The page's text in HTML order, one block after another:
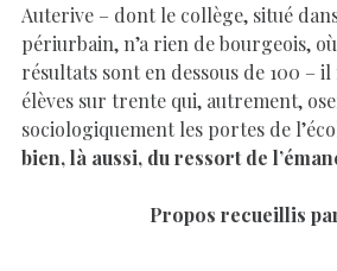
Auterive – dont le collège, situé
périurbain, n’a rien de bourgeois,
résultats sont en dessous de 100 – il
élèves sur trente qui, autrement,
sociologiquement les portes de
bien, là aussi, du ressort de
Propos recueillis